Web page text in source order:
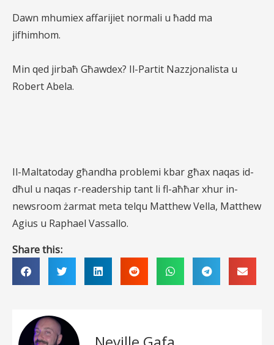
Dawn mhumiex affarijiet normali u ħadd ma
jifhimhom.
Min qed jirbaħ Għawdex? Il-Partit Nazzjonalista u
Robert Abela.
Il-Maltatoday għandha problemi kbar għax naqas id-
dħul u naqas r-readership tant li fl-aħħar xhur in-
newsroom żarmat meta telqu Matthew Vella, Matthew
Agius u Raphael Vassallo.
Share this: